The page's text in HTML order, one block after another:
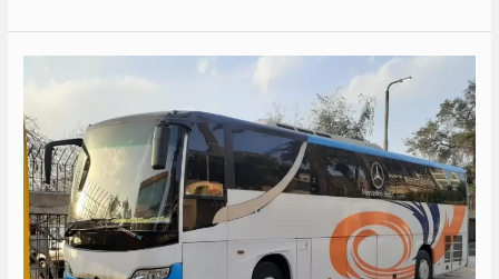
باص
مرسيدس
500